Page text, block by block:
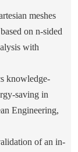
meshes
on n-sided
with
knowledge-
saving in
Engineering,
of an in-